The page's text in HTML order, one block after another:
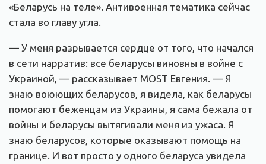
«Беларусь на теле». Антивоенная тематика сейчас
стала во главу угла.
— У меня разрывается сердце от того, что начался
в сети нарратив: все беларусы виновны в войне с
Украиной, — рассказывает MOST Евгения. — Я
знаю воюющих беларусов, я видела, как беларусы
помогают беженцам из Украины, я сама бежала от
войны и беларусы вытягивали меня из ужаса. Я
знаю беларусов, которые оказывают помощь на
границе. И вот просто у одного беларуса увидела